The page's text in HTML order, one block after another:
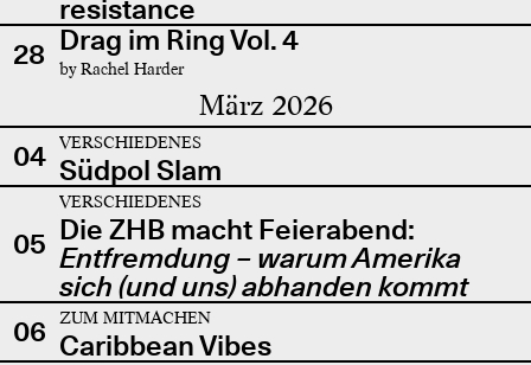
resistance
28 Drag im Ring Vol. 4
by Rachel Harder
März 2026
04 VERSCHIEDENES
Südpol Slam
05
VERSCHIEDENES
Die ZHB macht Feierabend:
Entfremdung – warum Amerika
sich (und uns) abhanden kommt
06
ZUM MITMACHEN
Caribbean Vibes